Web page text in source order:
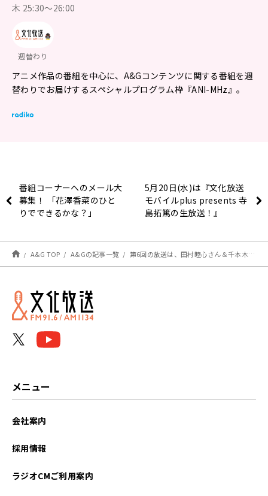
木 25:30～26:00
週替わり
アニメ作品の番組を中心に、A&Gコンテンツに関する番組を週
替わりでお届けするスペシャルプログラム枠『ANI-MHz』。
番組コーナーへのメール大
募集！ 「花澤香菜のひと
りでできるかな？」
5月20日(水)は『文化放送
モバイルplus presents 寺
島拓篤の生放送！』
A&G TOP A&Gの記事一覧 第6回の放送は、田村睦心さん＆千本木彩花さんが担当！メール大募集！『ラジオ「ヘルモード」～おしゃべり好きのパーソナリティは廃設定のラジオで無双する～』！
メニュー
会社案内
採用情報
ラジオCMご利用案内